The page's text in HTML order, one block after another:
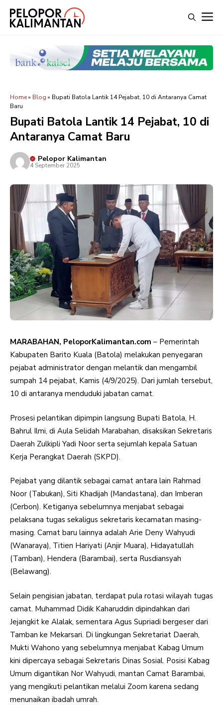
Home» Blog » Bupati Batola Lantik 14 Pejabat, 10 di Antaranya Camat
Baru
Bupati Batola Lantik 14 Pejabat, 10 di
Antaranya Camat Baru
Pelopor Kalimantan
4 September 2025
MARABAHAN, PeloporKalimantan.com – Pemerintah
Kabupaten Barito Kuala (Batola) melakukan penyegaran
pejabat administrator dengan melantik dan mengambil
sumpah 14 pejabat, Kamis (4/9/2025). Dari jumlah tersebut,
10 di antaranya menduduki jabatan camat.
Prosesi pelantikan dipimpin langsung Bupati Batola, H.
Bahrul Ilmi, di Aula Selidah Marabahan, disaksikan Sekretaris
Daerah Zulkipli Yadi Noor serta sejumlah kepala Satuan
Kerja Perangkat Daerah (SKPD).
Pejabat yang dilantik sebagai camat antara lain Rahmad
Noor (Tabukan), Siti Khadijah (Mandastana), dan Imberan
(Cerbon). Ketiganya sebelumnya menjabat sebagai
pelaksana tugas sekaligus sekretaris kecamatan masing-
masing. Camat baru lainnya adalah Arie Deny Wahyudi
(Wanaraya), Titien Hariyati (Anjir Muara), Hidayatullah
(Tamban), Hendera (Barambai), serta Rusdiansyah
(Belawang).
Selain pengisian jabatan, terdapat pula rotasi wilayah tugas
camat. Muhammad Didik Kaharuddin dipindahkan dari
Jejangkit ke Alalak, sementara Agus Supriadi bergeser dari
Tamban ke Mekarsari. Di lingkungan Sekretariat Daerah,
Mukti Wahono yang sebelumnya menjabat Kabag Umum
kini dipercaya sebagai Sekretaris Dinas Sosial. Posisi Kabag
Umum digantikan Nor Wahyudi, mantan Camat Barambai,
yang mengikuti pelantikan melalui Zoom karena sedang
menunaikan ibadah umrah.